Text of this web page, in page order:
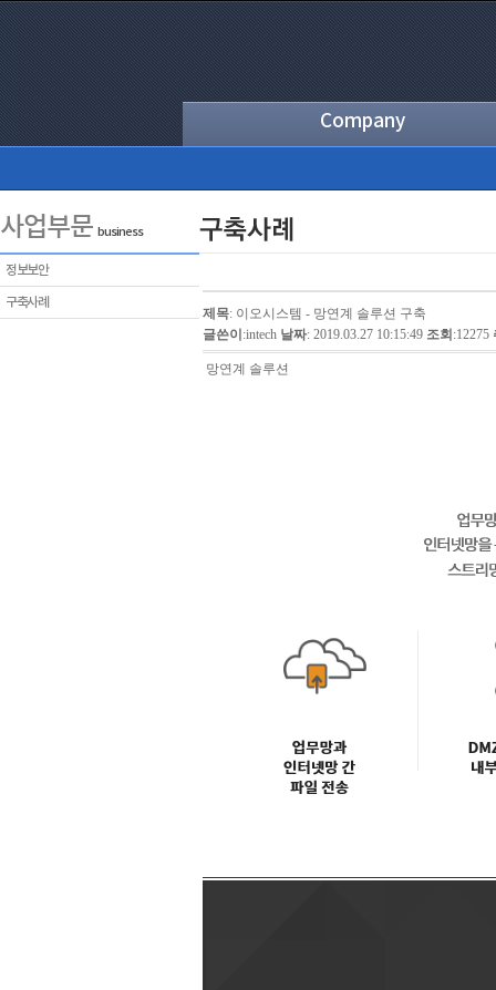
Company
사업부문 business
정보보안
구축사례
제목: 이오시스템 - 망연계 솔루션 구축
글쓴이 :intech 날짜: 2019.03.27 10:15:49 조회 :12275
망연계 솔루션